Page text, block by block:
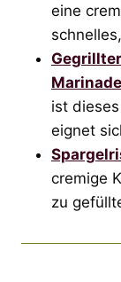
eine
Marinade
ist
eignet
cremige
zu